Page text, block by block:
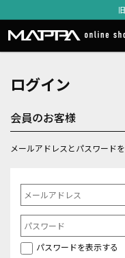
ログイン
会員のお客様
メールアドレスとパスワード
パスワードを表示する